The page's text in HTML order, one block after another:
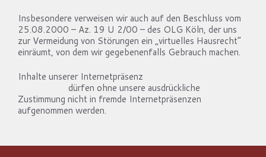
Insbesondere verweisen wir auch auf den Beschluss vom
25.08.2000 – Az. 19 U 2/00 – des OLG Köln, der uns
zur Vermeidung von Störungen ein „virtuelles Hausrecht“
einräumt, von dem wir gegebenenfalls Gebrauch machen.
Inhalte unserer Internetpräsenz
dürfen ohne unsere ausdrückliche
Zustimmung nicht in fremde Internetpräsenzen
aufgenommen werden.